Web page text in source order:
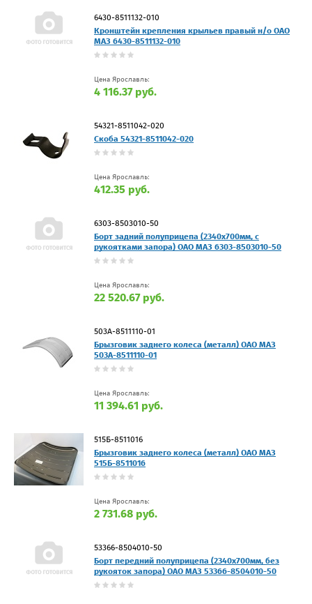
6430-8511132-010
Кронштейн крепления крыльев правый н/о ОАО
МАЗ 6430-8511132-010
Цена Ярославль:
4 116.37 руб.
54321-8511042-020
Скоба 54321-8511042-020
Цена Ярославль:
412.35 руб.
6303-8503010-50
Борт задний полуприцепа (2340х700мм, с
рукоятками запора) ОАО МАЗ 6303-8503010-50
Цена Ярославль:
22 520.67 руб.
503А-8511110-01
Брызговик заднего колеса (металл) ОАО МАЗ
503А-8511110-01
Цена Ярославль:
11 394.61 руб.
515Б-8511016
Брызговик заднего колеса (металл) ОАО МАЗ
515Б-8511016
Цена Ярославль:
2 731.68 руб.
53366-8504010-50
Борт передний полуприцепа (2340х700мм, без
рукояток запора) ОАО МАЗ 53366-8504010-50